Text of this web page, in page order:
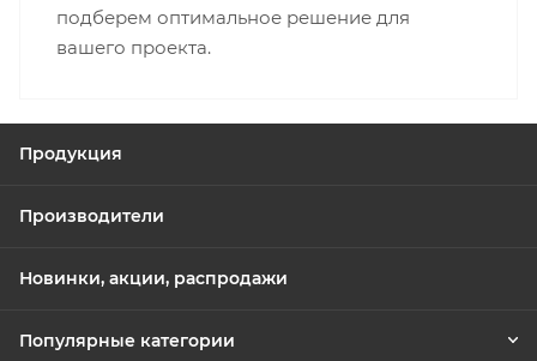
подберем оптимальное решение для
вашего проекта.
Продукция
Производители
Новинки, акции, распродажи
Популярные категории